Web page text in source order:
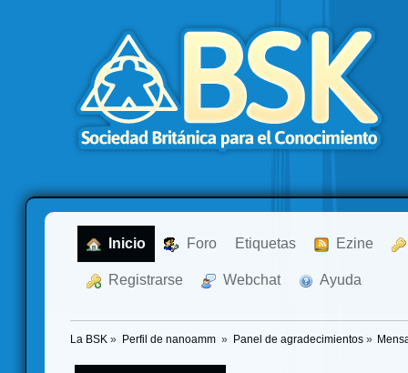
Inicio Foro Etiquetas Ezine
Registrarse Webchat Ayuda
La BSK » Perfil de nanoamm » Panel de agradecimientos»